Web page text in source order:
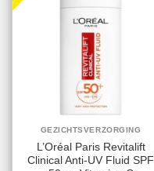
GEZICHTSVERZORGING
L’Oréal Paris Revitalift
Clinical Anti-UV Fluid SPF